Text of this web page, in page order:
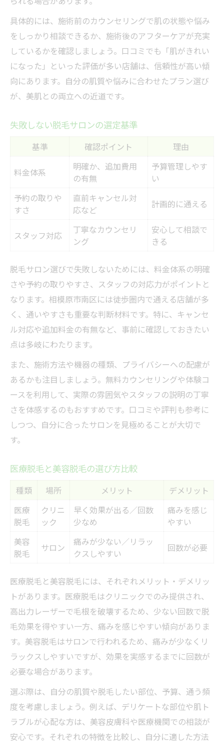
具体的には、施術前のカウンセリングで肌の状態や悩み
をしっかり相談できるか、施術後のアフターケアが充実
しているかを確認しましょう。口コミでも「肌がきれい
になった」といった評価が多い店舗は、信頼性が高い傾
向にあります。自分の肌質や悩みに合わせたプラン選び
が、美肌との両立への近道です。
失敗しない脱毛サロンの選定基準
基準 確認ポイント 理由
料金体系
明確か、追加費用
の有無
予算管理しやす
い
予約の取りや
すさ
直前キャンセル対
応など
計画的に通える
スタッフ対応
丁寧なカウンセリ
ング
安心して相談で
きる
脱毛サロン選びで失敗しないためには、料金体系の明確
さや予約の取りやすさ、スタッフの対応力がポイントと
なります。相模原市南区には徒歩圏内で通える店舗が多
く、通いやすさも重要な判断材料です。特に、キャンセ
ル対応や追加料金の有無など、事前に確認しておきたい
点は多岐にわたります。
また、施術方法や機器の種類、プライバシーへの配慮が
あるかも注目しましょう。無料カウンセリングや体験コ
ースを利用して、実際の雰囲気やスタッフの説明の丁寧
さを体感するのもおすすめです。口コミや評判も参考に
しつつ、自分に合ったサロンを見極めることが大切で
す。
医療脱毛と美容脱毛の選び方比較
種類 場所 メリット
デメリット
医療
脱毛
クリニ
ック
早く効果が出る／回数
少なめ
痛みを感じ
やすい
美容
脱毛
サロン
痛みが少ない／リラッ
クスしやすい
回数が必要
医療脱毛と美容脱毛には、それぞれメリット・デメリッ
トがあります。医療脱毛はクリニックでのみ提供され、
高出力レーザーで毛根を破壊するため、少ない回数で脱
毛効果を得やすい一方、痛みを感じやすい傾向がありま
す。美容脱毛はサロンで行われるため、痛みが少なくリ
ラックスしやすいですが、効果を実感するまでに回数が
必要な場合があります。
選ぶ際は、自分の肌質や脱毛したい部位、予算、通う頻
度を考慮しましょう。例えば、デリケートな部位や肌ト
ラブルが心配な方は、美容皮膚科や医療機関での相談が
安心です。それぞれの特徴を比較し、自分に適した方法